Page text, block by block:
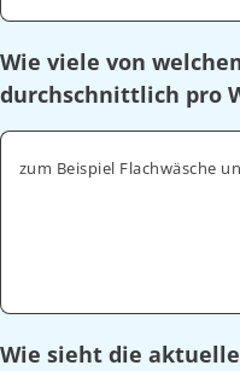
Wie viele von
durchschnittlich pro
zum Beispiel Flachwäsche
Wie sieht die